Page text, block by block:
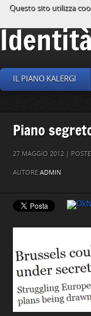
IL PIANO KALERGI
Piano
27 MAGGIO 2012 |
AUTORE:ADMIN
Questo sito utilizza